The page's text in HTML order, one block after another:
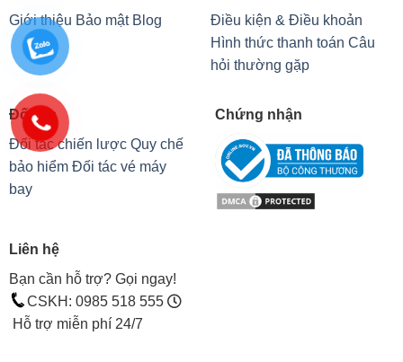
Giới thiệu Bảo mật Blog
Điều kiện & Điều khoản
Hình thức thanh toán Câu
hỏi thường gặp
Đối tác
Đối tác chiến lược Quy chế
bảo hiểm Đối tác vé máy
bay
Chứng nhận
Liên hệ
Bạn cần hỗ trợ? Gọi ngay!
CSKH: 0985 518 555
Hỗ trợ miễn phí 24/7